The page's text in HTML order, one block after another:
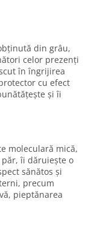
din grâu,
celor prezenți
în îngrijirea
cu efect
și îi
moleculară mică,
îi dăruiește o
sănătos și
precum
pieptănarea